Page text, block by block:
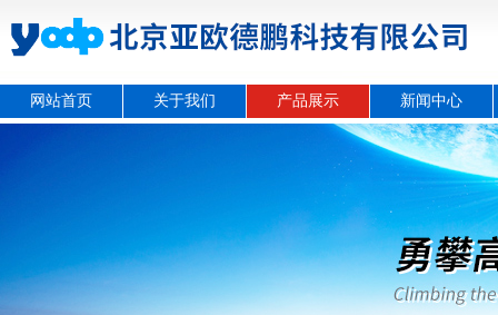
网站首页 关于我们 产品展示 新闻中心